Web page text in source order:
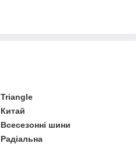
Triangle
Китай
Всесезонні шини
Радіальна